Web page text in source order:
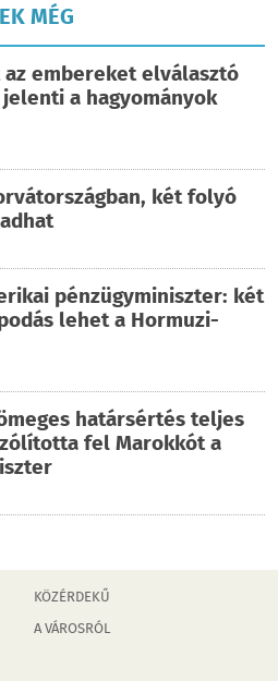
MÉG
az embereket elválasztó
a hagyományok
két folyó
pénzügyminiszter: két
lehet a Hormuzi-
határsértés teljes
fel Marokkót a
KÖZÉRDEKŰ
A VÁROSRÓL